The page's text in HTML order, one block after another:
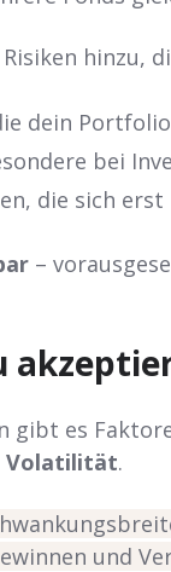
hinzu,
dein
bei
die sich
–
gibt es
Volatilität.
und